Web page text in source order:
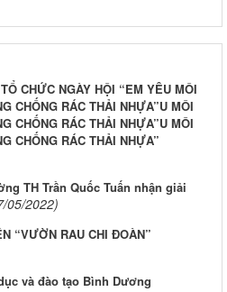
CHỨC NGÀY HỘI “EM YÊU MÔI
CHỐNG RÁC THẢI NHỰA”U MÔI
CHỐNG RÁC THẢI NHỰA”U MÔI
CHỐNG RÁC THẢI NHỰA”
TH Trần Quốc Tuấn nhận giải
05/2022)
“VƯỜN RAU CHI ĐOÀN”
và đào tạo Bình Dương